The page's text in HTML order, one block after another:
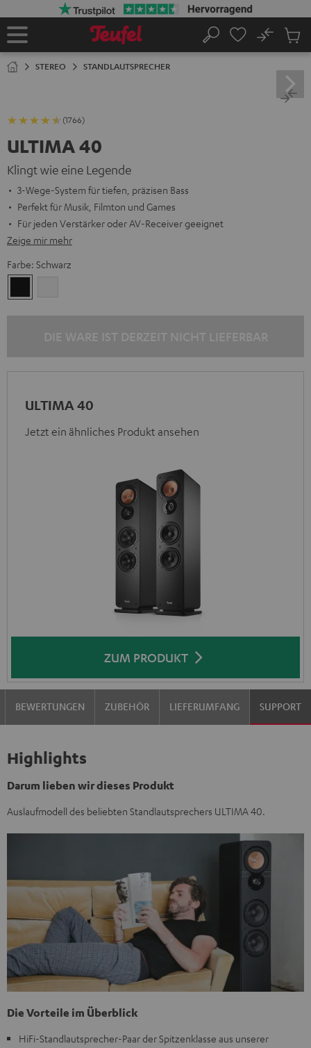
Startseite
Suche
No
STEREO STANDLAUTSPRECHER
(1766)
ULTIMA 40
Klingt wie eine Legende
3-Wege-System für tiefen, präzisen Bass
Perfekt für Musik, Filmton und Games
Für jeden Verstärker oder AV-Receiver geeignet
Zeige mir mehr
Farbe: Schwarz
ULTIMA 40
Jetzt ein ähnliches Produkt ansehen
ZUM PRODUKT
BEWERTUNGEN ZUBEHÖR LIEFERUMFANG SUPPORT
Highlights
Darum lieben wir dieses Produkt
Auslaufmodell des beliebten Standlautsprechers ULTIMA 40.
Die Vorteile im Überblick
HiFi-Standlautsprecher-Paar der Spitzenklasse aus unserer